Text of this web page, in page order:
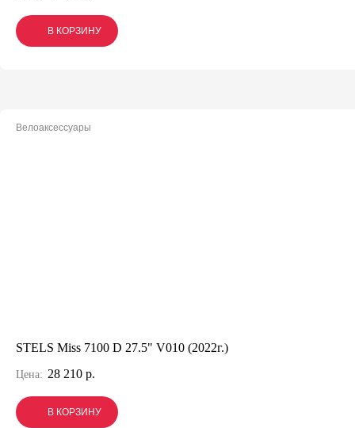
В КОРЗИНУ
В КОРЗИНУ
В КОРЗИНУ
Велоаксессуары
STELS Miss 7100 D 27.5" V010 (2022г.)
Цена: 28 210 р.
В КОРЗИНУ
В КОРЗИНУ
В КОРЗИНУ